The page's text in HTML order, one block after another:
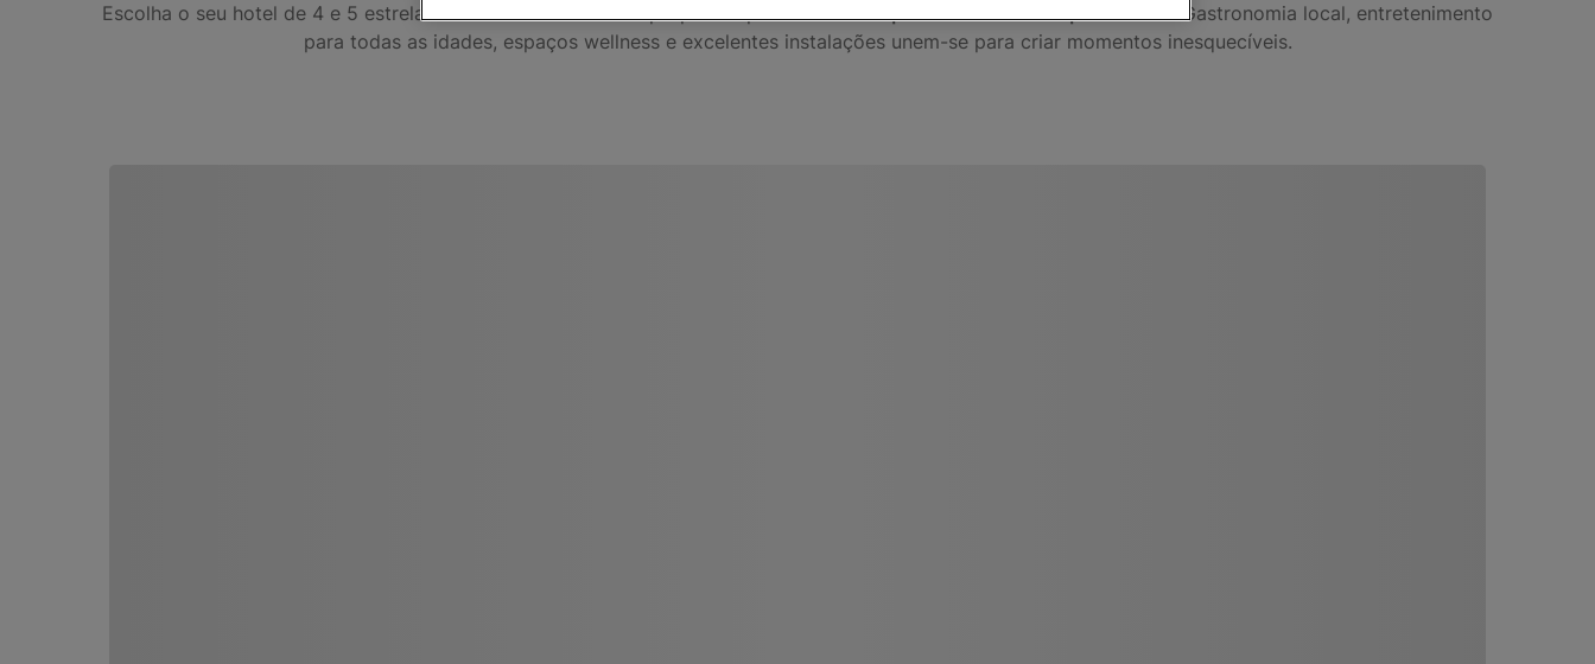
Escolha o seu hotel de 4 e 5 estrelas em Fuerteventura com propostas pensadas
. Gastronomia local, entretenimento
para todas as idades, espaços wellness e excelentes instalações unem-se para criar momentos inesquecíveis.